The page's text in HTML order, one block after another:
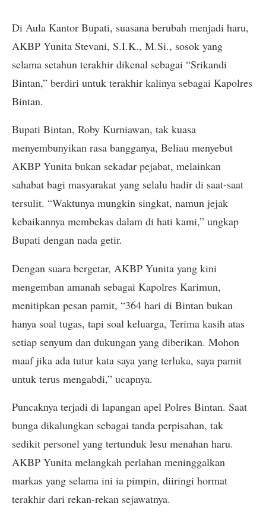
Di Aula Kantor Bupati, suasana berubah menjadi haru,
AKBP Yunita Stevani, S.I.K., M.Si., sosok yang
selama setahun terakhir dikenal sebagai “Srikandi
Bintan,” berdiri untuk terakhir kalinya sebagai Kapolres
Bintan.
Bupati Bintan, Roby Kurniawan, tak kuasa
menyembunyikan rasa bangganya, Beliau menyebut
AKBP Yunita bukan sekadar pejabat, melainkan
sahabat bagi masyarakat yang selalu hadir di saat-saat
tersulit. “Waktunya mungkin singkat, namun jejak
kebaikannya membekas dalam di hati kami,” ungkap
Bupati dengan nada getir.
Dengan suara bergetar, AKBP Yunita yang kini
mengemban amanah sebagai Kapolres Karimun,
menitipkan pesan pamit, “364 hari di Bintan bukan
hanya soal tugas, tapi soal keluarga, Terima kasih atas
setiap senyum dan dukungan yang diberikan. Mohon
maaf jika ada tutur kata saya yang terluka, saya pamit
untuk terus mengabdi,” ucapnya.
Puncaknya terjadi di lapangan apel Polres Bintan. Saat
bunga dikalungkan sebagai tanda perpisahan, tak
sedikit personel yang tertunduk lesu menahan haru.
AKBP Yunita melangkah perlahan meninggalkan
markas yang selama ini ia pimpin, diiringi hormat
terakhir dari rekan-rekan sejawatnya.